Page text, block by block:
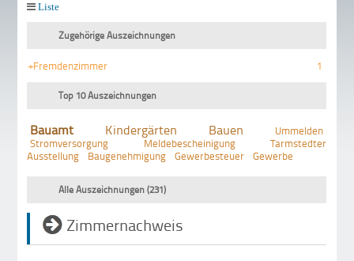
Liste
Zugehörige Auszeichnungen
+Fremdenzimmer 1
Top 10 Auszeichnungen
Bauamt Kindergärten Bauen
Ummelden
Stromversorgung
Meldebescheinigung
Tarmstedter
Ausstellung
Baugenehmigung Gewerbesteuer Gewerbe
Alle Auszeichnungen (231)
Zimmernachweis